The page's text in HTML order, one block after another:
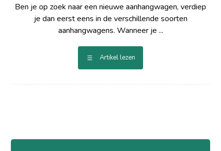
Ben je op zoek naar een nieuwe aanhangwagen, verdiep
je dan eerst eens in de verschillende soorten
aanhangwagens. Wanneer je ...
Artikel lezen